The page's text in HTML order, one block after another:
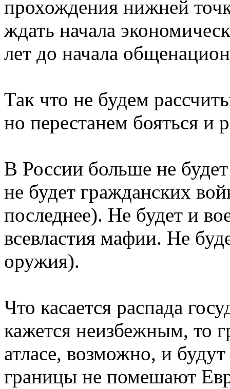
прохождения нижней
ждать начала
лет до начала
Так что не будем
но перестанем бояться и
В России больше не
не будет гражданских
последнее). Не будет и
всевластия мафии. Не
оружия).
Что касается распада
кажется неизбежным, то
атласе, возможно, и
границы не помешают